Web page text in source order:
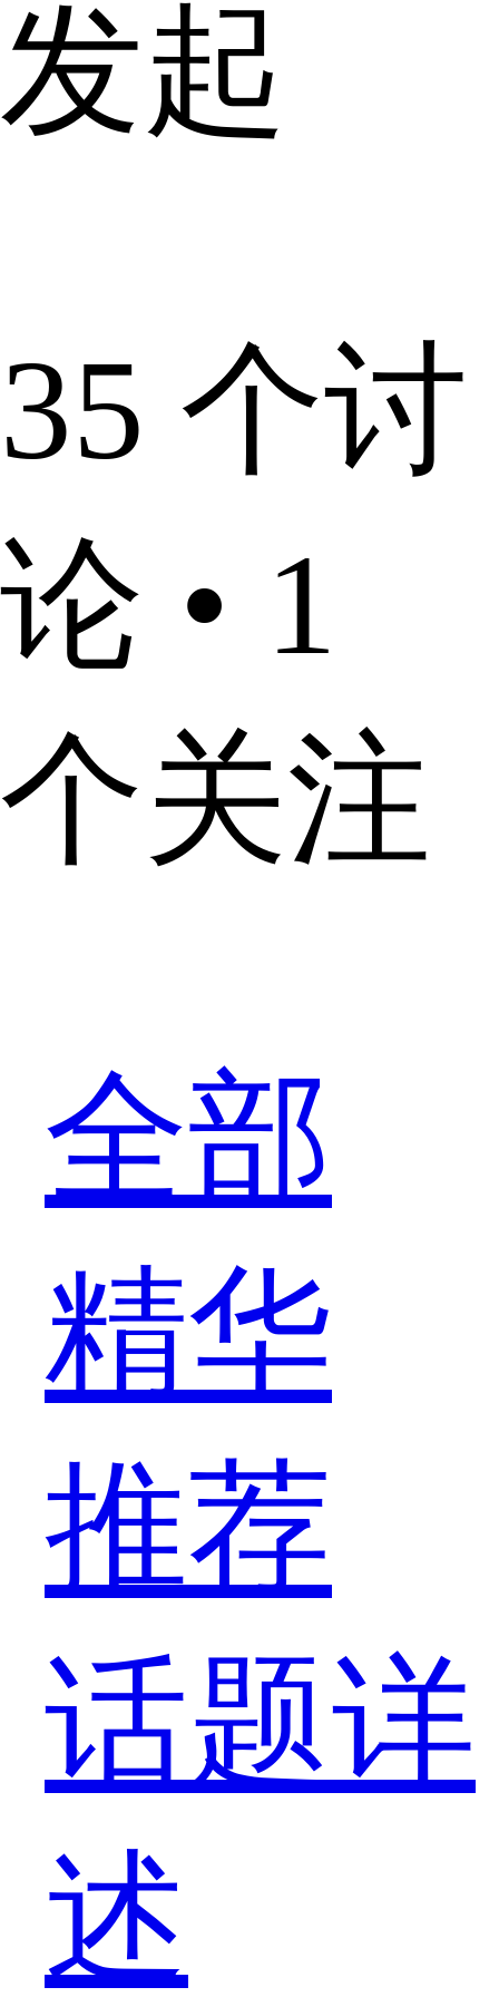
发起
35 个讨
论 • 1
个关注
全部
精华
推荐
话题详
述